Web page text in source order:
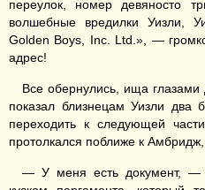
переулок, номер девяносто
волшебные вредилки Уизли,
Golden Boys, Inc. Ltd.», —
адрес!
Все обернулись, ища
показал близнецам Уизли два
переходить к следующей
протолкался поближе к Амбридж,
— У меня есть документ, —